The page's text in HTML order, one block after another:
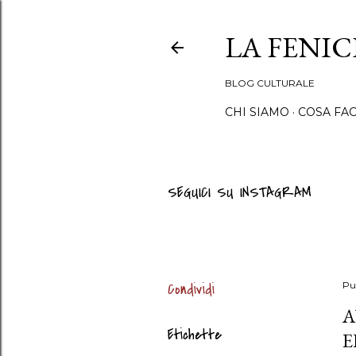
LA
BLOG CULTURALE
CHI SIAMO COSA
SEGUICI SU INSTAGRAM
Condividi
Etichette